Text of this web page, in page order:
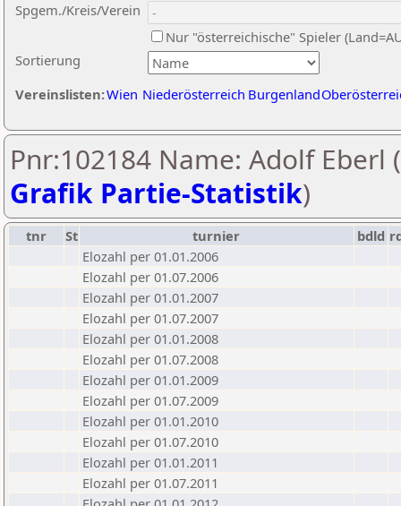
Sortierung
Spgem./Kreis/Verein
Nur "österreichische" Spieler
Vereinslisten:Wien Niederösterreich Burgenland
Pnr:102184 Name: Adolf Eberl (
Grafik Partie-Statistik)
tnr St turnier bdld
Elozahl per 01.01.2006
Elozahl per 01.07.2006
Elozahl per 01.01.2007
Elozahl per 01.07.2007
Elozahl per 01.01.2008
Elozahl per 01.07.2008
Elozahl per 01.01.2009
Elozahl per 01.07.2009
Elozahl per 01.01.2010
Elozahl per 01.07.2010
Elozahl per 01.01.2011
Elozahl per 01.07.2011